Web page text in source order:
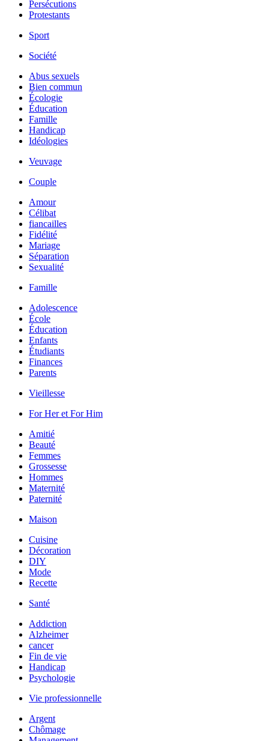
Persécutions
Protestants
Sport
Société
Abus sexuels
Bien commun
Écologie
Éducation
Famille
Handicap
Idéologies
Veuvage
Couple
Amour
Célibat
fiancailles
Fidélité
Mariage
Séparation
Sexualité
Famille
Adolescence
École
Éducation
Enfants
Étudiants
Finances
Parents
Vieillesse
For Her et For Him
Amitié
Beauté
Femmes
Grossesse
Hommes
Maternité
Paternité
Maison
Cuisine
Décoration
DIY
Mode
Recette
Santé
Addiction
Alzheimer
cancer
Fin de vie
Handicap
Psychologie
Vie professionnelle
Argent
Chômage